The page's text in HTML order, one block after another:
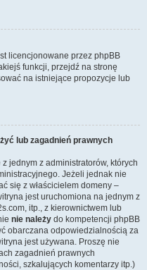
licencjonowane przez phpBB
funkcji, przejdź na stronę
na istniejące propozycje lub
lub zagadnień prawnych
jednym z administratorów, których
Jeżeli jednak nie
się z właścicielem domeny –
jest uruchomiona na jednym z
itp., z kierownictwem lub
nie należy do kompetencji phpBB
obarczana odpowiedzialnością za
jest używana. Proszę nie
zagadnień prawnych
szkalujących komentarzy itp.)